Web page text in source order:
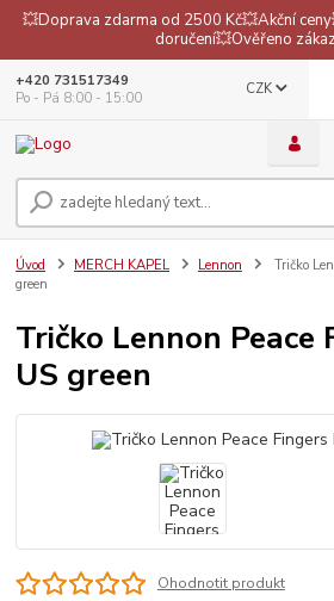
💥Doprava zdarma od 2500 Kč💥Akční
doručení💥Ověřeno
CZK
+420 731517349
Po - Pá 8:00 - 15:00
Úvod MERCH KAPEL Lennon
Tričko
green
Tričko Lennon Peace
US green
Ohodnotit produkt